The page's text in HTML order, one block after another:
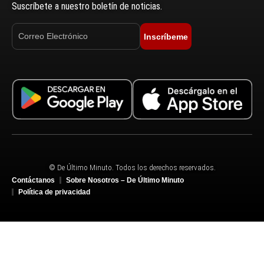
Suscríbete a nuestro boletín de noticias.
Inscríbeme
© De Último Minuto. Todos los derechos reservados.
Contáctanos
Sobre Nosotros – De Último Minuto
Política de privacidad